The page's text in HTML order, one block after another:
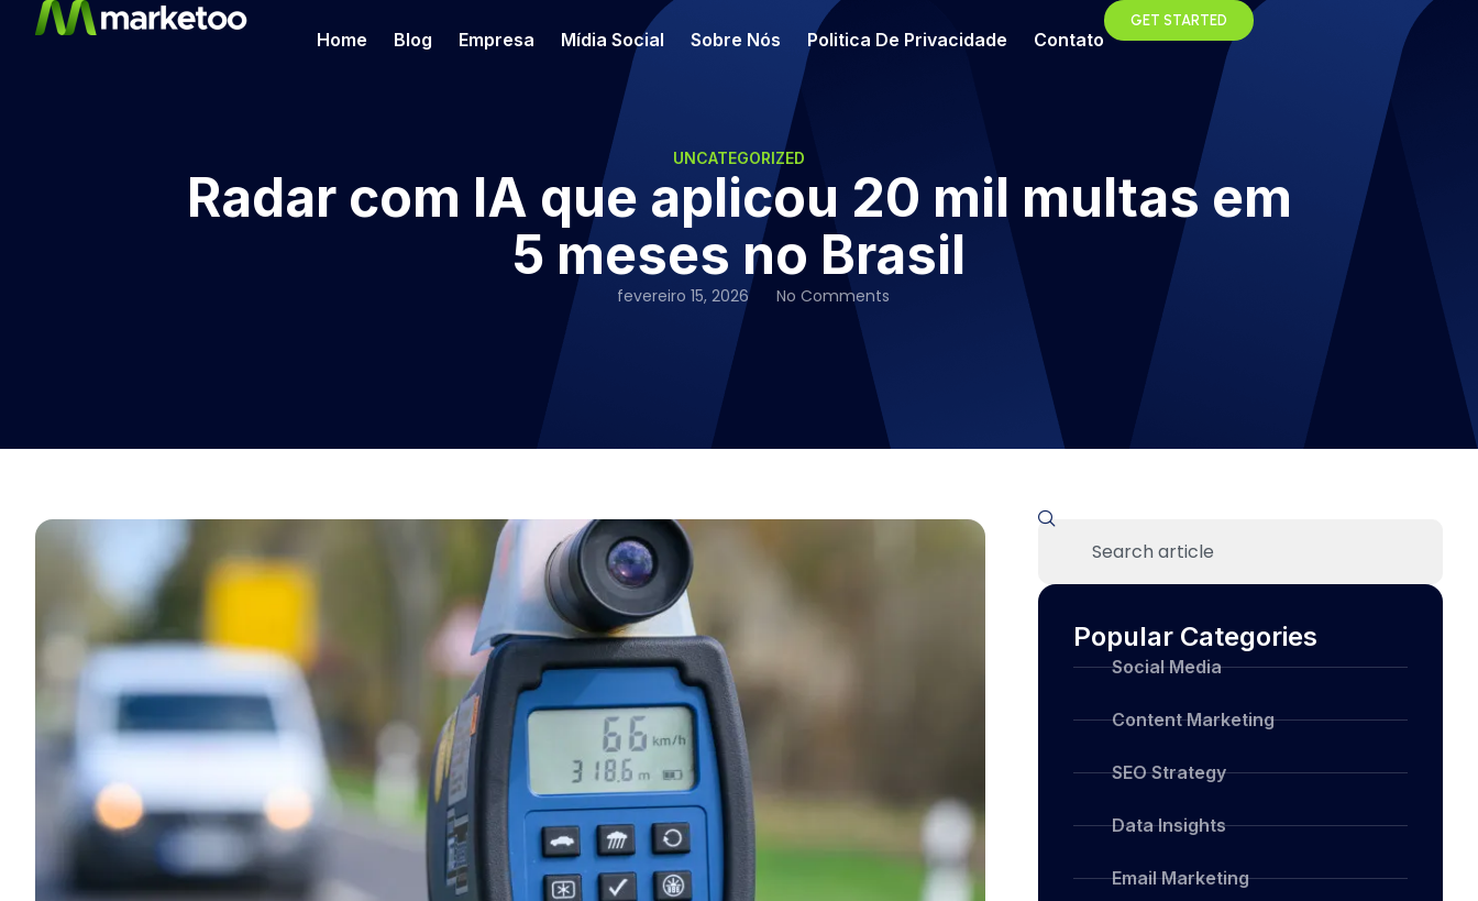
Home Blog Empresa Mídia Social Sobre Nós Politica De Privacidade Contato
GET STARTED
UNCATEGORIZED
Radar com IA que aplicou 20 mil multas em
5 meses no Brasil
fevereiro 15, 2026 No Comments
Popular Categories
Social Media
Content Marketing
SEO Strategy
Data Insights
Email Marketing